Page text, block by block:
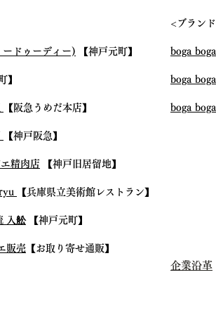
の入舩が
ついて取材
きました。
だきました。
ドゥーディー) 【神戸元町】
】
【阪急うめだ本店】
【神戸阪急】
精肉店 【神戸旧居留地】
【兵庫県立美術館レストラン】
入舩【神戸元町】
販売 【お取り寄せ通販】
<ブラン
boga
boga
boga
企業沿革